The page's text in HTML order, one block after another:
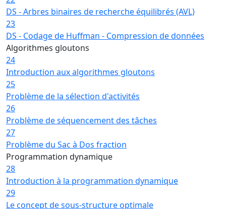
DS - Arbres binaires de recherche équilibrés (AVL)
23
DS - Codage de Huffman - Compression de données
Algorithmes gloutons
24
Introduction aux algorithmes gloutons
25
Problème de la sélection d'activités
26
Problème de séquencement des tâches
27
Problème du Sac à Dos fraction
Programmation dynamique
28
Introduction à la programmation dynamique
29
Le concept de sous-structure optimale